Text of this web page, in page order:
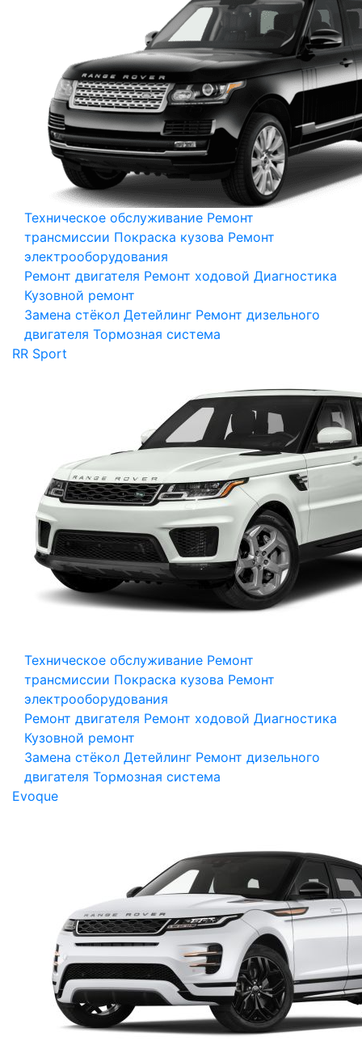
Техническое обслуживание Ремонт
трансмиссии Покраска кузова Ремонт
электрооборудования
Ремонт двигателя Ремонт ходовой Диагностика
Кузовной ремонт
Замена стёкол Детейлинг Ремонт дизельного
двигателя Тормозная система
RR Sport
Техническое обслуживание Ремонт
трансмиссии Покраска кузова Ремонт
электрооборудования
Ремонт двигателя Ремонт ходовой Диагностика
Кузовной ремонт
Замена стёкол Детейлинг Ремонт дизельного
двигателя Тормозная система
Evoque